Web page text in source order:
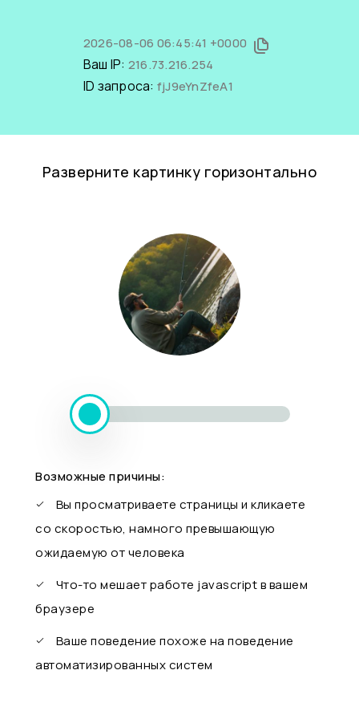
2026-08-06 06:45:41 +0000
Ваш IP: 216.73.216.254
ID запроса: fjJ9eYnZfeA1
Разверните картинку горизонтально
Возможные причины:
Вы просматриваете страницы и кликаете
со скоростью, намного превышающую
ожидаемую от человека
Что-то мешает работе javascript в вашем
браузере
Ваше поведение похоже на поведение
автоматизированных систем